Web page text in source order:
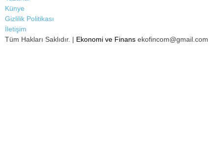
Künye
Gizlilik Politikası
İletişim
Tüm Hakları Saklıdır. | Ekonomi ve Finans ekofincom@gmail.com